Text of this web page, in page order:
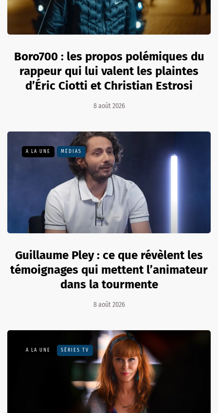
Boro700 : les propos polémiques du
rappeur qui lui valent les plaintes
d’Éric Ciotti et Christian Estrosi
8 août 2026
A LA UNE MÉDIAS
Guillaume Pley : ce que révèlent les
témoignages qui mettent l’animateur
dans la tourmente
8 août 2026
A LA UNE SÉRIES TV